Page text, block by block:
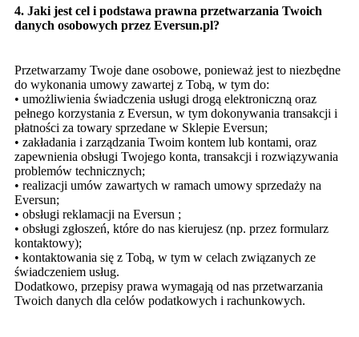
4. Jaki jest cel i podstawa prawna przetwarzania Twoich
danych osobowych przez Eversun.pl?
Przetwarzamy Twoje dane osobowe, ponieważ jest to niezbędne
do wykonania umowy zawartej z Tobą, w tym do:
• umożliwienia świadczenia usługi drogą elektroniczną oraz
pełnego korzystania z Eversun, w tym dokonywania transakcji i
płatności za towary sprzedane w Sklepie Eversun;
• zakładania i zarządzania Twoim kontem lub kontami, oraz
zapewnienia obsługi Twojego konta, transakcji i rozwiązywania
problemów technicznych;
• realizacji umów zawartych w ramach umowy sprzedaży na
Eversun;
• obsługi reklamacji na Eversun ;
• obsługi zgłoszeń, które do nas kierujesz (np. przez formularz
kontaktowy);
• kontaktowania się z Tobą, w tym w celach związanych ze
świadczeniem usług.
Dodatkowo, przepisy prawa wymagają od nas przetwarzania
Twoich danych dla celów podatkowych i rachunkowych.